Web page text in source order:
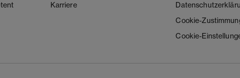
Karriere
Cookie-
Cookie-